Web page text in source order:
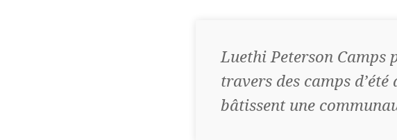
Luethi Peterson Camps
travers des camps
bâtissent une